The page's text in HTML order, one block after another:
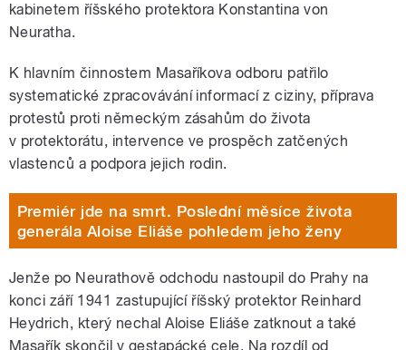
kabinetem říšského protektora Konstantina von
Neuratha.
K hlavním činnostem Masaříkova odboru patřilo
systematické zpracovávání informací z ciziny, příprava
protestů proti německým zásahům do života
v protektorátu, intervence ve prospěch zatčených
vlastenců a podpora jejich rodin.
Premiér jde na smrt. Poslední měsíce života
generála Aloise Eliáše pohledem jeho ženy
Jenže po Neurathově odchodu nastoupil do Prahy na
konci září 1941 zastupující říšský protektor Reinhard
Heydrich, který nechal Aloise Eliáše zatknout a také
Masařík skončil v gestapácké cele. Na rozdíl od